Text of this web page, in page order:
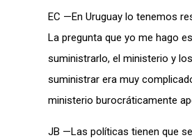
EC —En Uruguay lo tenemos
La pregunta que yo me hago
suministrarlo, el ministerio y
suministrar era muy
ministerio burocráticamente
JB —Las políticas tienen que